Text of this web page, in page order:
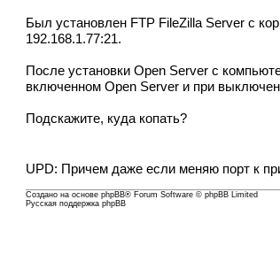
Был установлен FTP FileZilla Server с
192.168.1.77:21.
После установки Open Server с
включенном Open Server и при
Подскажите, куда копать?
UPD: Причем даже если меняю порт к
Создано на основеphpBB® Forum Software © phpBB Limited
Русская поддержка phpBB